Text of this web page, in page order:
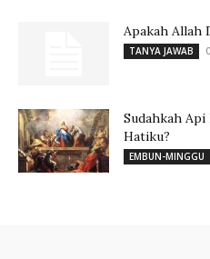
Apakah Allah
TANYA JAWAB
Sudahkah
Hatiku?
EMBUN-MINGGU